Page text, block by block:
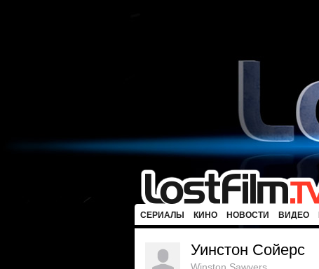
СЕРИАЛЫ КИНО НОВОСТИ ВИДЕО
Уинстон Сойерс